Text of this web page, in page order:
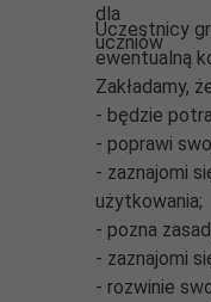
Uczestnicy
ewentualną
Zakładamy,
- będzie
- poprawi
- zaznajomi
użytkowania;
- pozna
- zaznajomi
- rozwinie